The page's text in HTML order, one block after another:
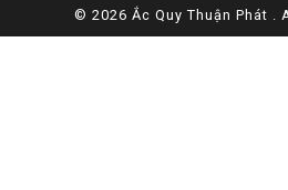
© 2026 Ắc Quy Thuận Phát .